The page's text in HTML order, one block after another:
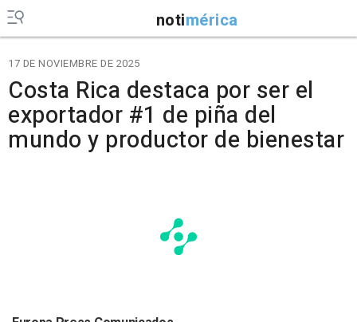
notimérica
17 DE NOVIEMBRE DE 2025
Costa Rica destaca por ser el
exportador #1 de piña del
mundo y productor de bienestar